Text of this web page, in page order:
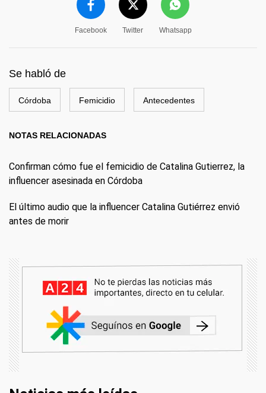
Facebook Twitter Whatsapp
Se habló de
Córdoba Femicidio Antecedentes
NOTAS RELACIONADAS
Confirman cómo fue el femicidio de Catalina Gutierrez, la
influencer asesinada en Córdoba
El último audio que la influencer Catalina Gutiérrez envió
antes de morir